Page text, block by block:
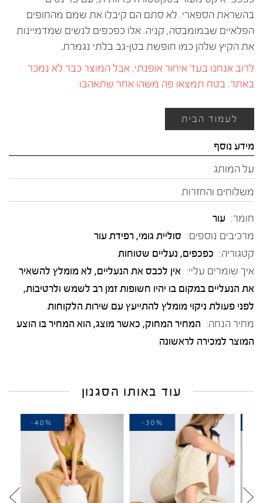
בהשראת הספארי. לא סתם הם קיבלו את שמם מהחופים
הפלאיים שבמומבסה, קניה. אלו כפכפים לנשים שמדמיינות
את הקיץ שלהן כמו חופשת בטן-גב בלתי נגמרת.
לרוב אנחנו בעד איחור אופנתי, אבל המוצר כבר לא נמכר
באתר. בטח תמצאו פה משהו אחר שתאהבו:
לעמוד הבית
מידע נוסף
על המותג
משלוחים והחזרות
חומר: עור
מרכיבים נוספים: סוליית גומי, רפידת עור
קטגוריה: כפכפים, נעליים שטוחות
איך שומרים עליי: אין לכבס את הנעליים, לא מומלץ להשאיר
את הנעליים במקום בו יהיו חשופות זמן רב לשמש ולרטיבות,
לפני פעולת ניקוי מומלץ להתייעץ עם שירות הלקוחות
מחיר הנחה: המחיר המחוק, כאשר מוצג, הוא המחיר בו הוצע
המוצר למכירה לראשונה
עוד באותו הסגנון
-30%
-40%